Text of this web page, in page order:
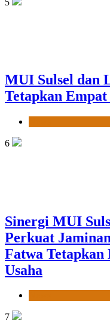
5
MUI Sulsel dan
Tetapkan
6
Sinergi MUI
Perkuat
Fatwa Tetapkan
Usaha
7